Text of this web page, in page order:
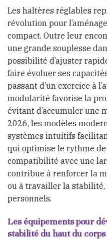
Les haltères réglables
révolution pour
compact. Outre leur
une grande souplesse
possibilité d’ajuster
faire évoluer ses
passant d’un exercice à
modularité favorise la
évitant d’accumuler une
2026, les modèles
systèmes intuitifs
qui optimise le rythme de
compatibilité avec une
contribue à renforcer la
ou à travailler la stabilité,
personnels.
Les équipements pour
stabilité du haut du corps